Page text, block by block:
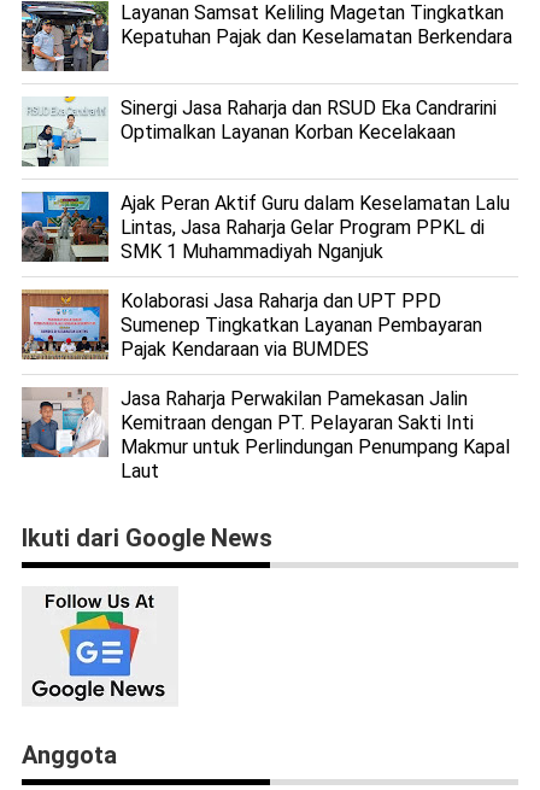
Layanan Samsat Keliling Magetan Tingkatkan
Kepatuhan Pajak dan Keselamatan Berkendara
Sinergi Jasa Raharja dan RSUD Eka Candrarini
Optimalkan Layanan Korban Kecelakaan
Ajak Peran Aktif Guru dalam Keselamatan Lalu
Lintas, Jasa Raharja Gelar Program PPKL di
SMK 1 Muhammadiyah Nganjuk
Kolaborasi Jasa Raharja dan UPT PPD
Sumenep Tingkatkan Layanan Pembayaran
Pajak Kendaraan via BUMDES
Jasa Raharja Perwakilan Pamekasan Jalin
Kemitraan dengan PT. Pelayaran Sakti Inti
Makmur untuk Perlindungan Penumpang Kapal
Laut
Ikuti dari Google News
Anggota